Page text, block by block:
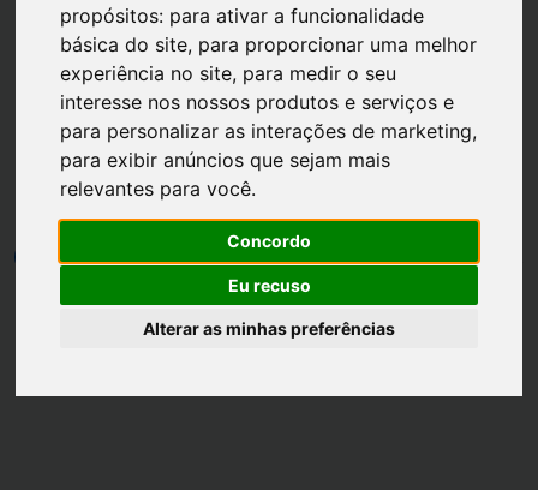
propósitos: para ativar a funcionalidade
básica do site, para proporcionar uma melhor
experiência no site, para medir o seu
interesse nos nossos produtos e serviços e
para personalizar as interações de marketing,
para exibir anúncios que sejam mais
relevantes para você.
Concordo
Eu recuso
Alterar as minhas preferências
Página inicial
Dicas para Cuidar da Beleza
na Gestação
por